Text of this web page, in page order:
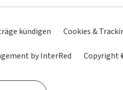
kündigen Cookies &
by InterRed Copyright